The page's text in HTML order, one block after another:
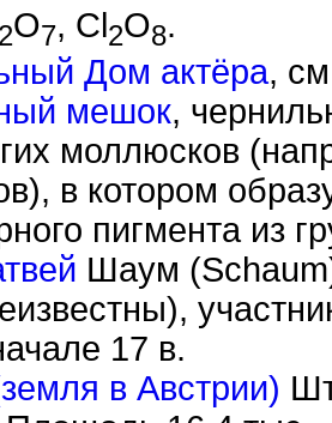
2O7, Cl2O8.
Дом актёра,
мешок,
моллюсков
в котором
пигмента из
Шаум
17 в.
в Австрии)